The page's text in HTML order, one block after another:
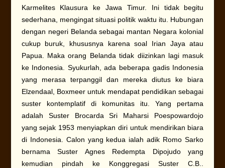
Karmelites Klausura ke Jawa Timur. Ini tidak begitu
sederhana, mengingat situasi politik waktu itu. Hubungan
dengan negeri Belanda sebagai mantan Negara kolonial
cukup buruk, khususnya karena soal Irian Jaya atau
Papua. Maka orang Belanda tidak diizinkan lagi masuk
ke Indonesia. Syukurlah, ada beberapa gadis Indonesia
yang merasa terpanggil dan mereka diutus ke biara
Elzendaal, Boxmeer untuk mendapat pendidikan sebagai
suster kontemplatif di komunitas itu. Yang pertama
adalah Suster Brocarda Sri Maharsi Poespowardojo
yang sejak 1953 menyiapkan diri untuk mendirikan biara
di Indonesia. Calon yang kedua ialah adik Romo Sarko
bernama Suster Agnes Redempta Dipojudo yang
kemudian pindah ke Konggregasi Suster C.B..